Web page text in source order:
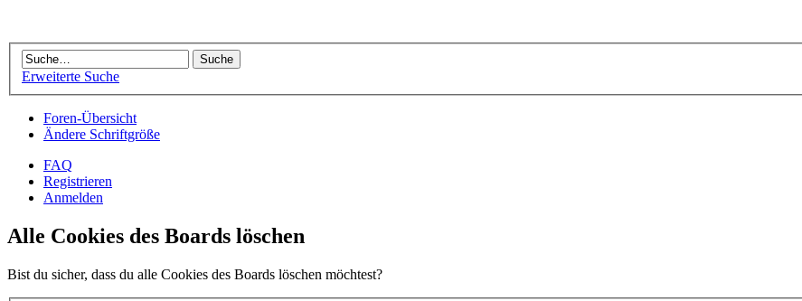
Erweiterte Suche
Foren-Übersicht
Ändere Schriftgröße
FAQ
Registrieren
Anmelden
Alle Cookies des Boards löschen
Bist du sicher, dass du alle Cookies des Boards löschen möchtest?